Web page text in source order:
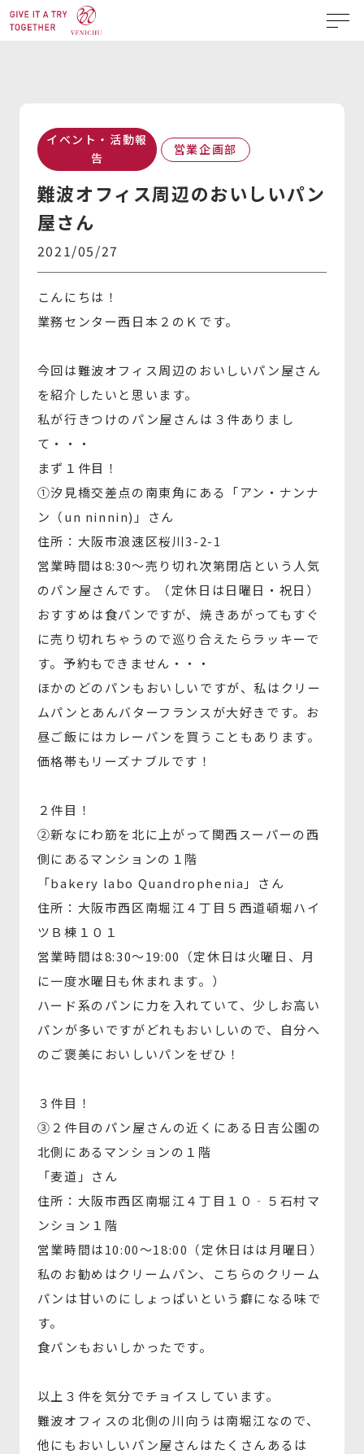
イベント・活動報
告
営業企画部
難波オフィス周辺のおいしいパン
屋さん
2021/05/27
こんにちは！
業務センター西日本２のＫです。
今回は難波オフィス周辺のおいしいパン屋さん
を紹介したいと思います。
私が行きつけのパン屋さんは３件ありまし
て・・・
まず１件目！
①汐見橋交差点の南東角にある「アン・ナンナ
ン（un ninnin)」さん
住所：大阪市浪速区桜川3-2-1
営業時間は8:30～売り切れ次第閉店という人気
のパン屋さんです。（定休日は日曜日・祝日）
おすすめは食パンですが、焼きあがってもすぐ
に売り切れちゃうので巡り合えたらラッキーで
す。予約もできません・・・
ほかのどのパンもおいしいですが、私はクリー
ムパンとあんバターフランスが大好きです。お
昼ご飯にはカレーパンを買うこともあります。
価格帯もリーズナブルです！
２件目！
②新なにわ筋を北に上がって関西スーパーの西
側にあるマンションの１階
「bakery labo Quandrophenia」さん
住所：大阪市西区南堀江４丁目５西道頓堀ハイ
ツＢ棟１０１
営業時間は8:30～19:00（定休日は火曜日、月
に一度水曜日も休まれます。）
ハード系のパンに力を入れていて、少しお高い
パンが多いですがどれもおいしいので、自分へ
のご褒美においしいパンをぜひ！
３件目！
③２件目のパン屋さんの近くにある日吉公園の
北側にあるマンションの１階
「麦道」さん
住所：大阪市西区南堀江４丁目１０‐５石村マ
ンション１階
営業時間は10:00～18:00（定休日はは月曜日）
私のお勧めはクリームパン、こちらのクリーム
パンは甘いのにしょっぱいという癖になる味で
す。
食パンもおいしかったです。
以上３件を気分でチョイスしています。
難波オフィスの北側の川向うは南堀江なので、
他にもおいしいパン屋さんはたくさんあるは